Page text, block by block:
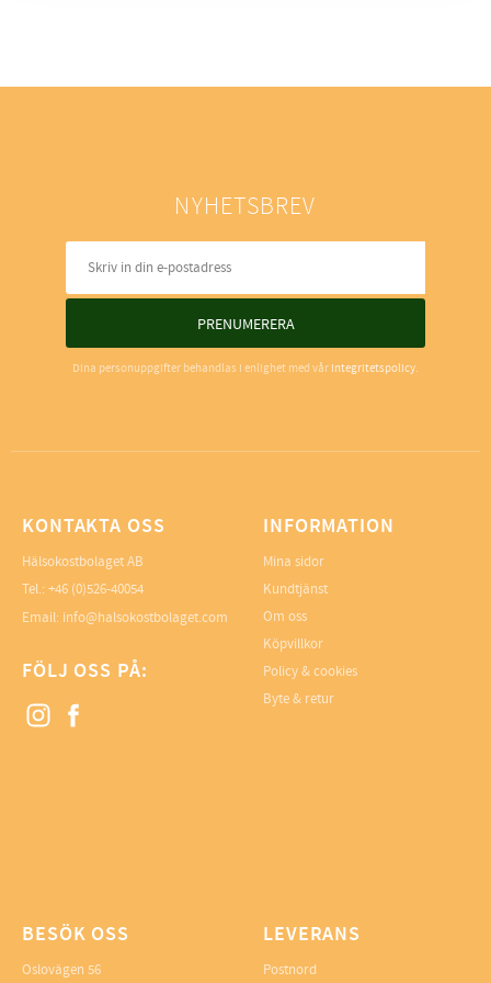
NYHETSBREV
PRENUMERERA
Dina personuppgifter behandlas i enlighet med vår integritetspolicy.
KONTAKTA OSS
Hälsokostbolaget AB
Tel.: +46 (0)526-40054
Email: info@halsokostbolaget.com
FÖLJ OSS PÅ:
INFORMATION
Mina sidor
Kundtjänst
Om oss
Köpvillkor
Policy & cookies
Byte & retur
BESÖK OSS
Oslovägen 56
LEVERANS
Postnord